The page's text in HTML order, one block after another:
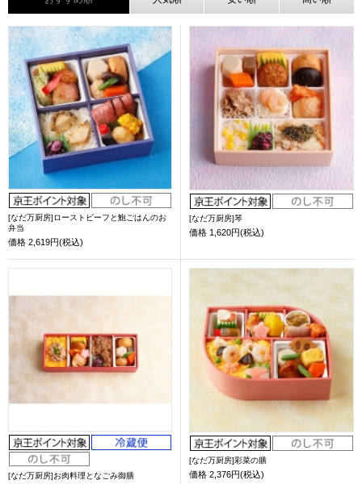
[なだ万厨房]ローストビーフと鮑ごはんのお
弁当
価格 2,619円(税込)
[なだ万厨房]琴
価格 1,620円(税込)
[なだ万厨房]お肉料理となごみ御膳
[なだ万厨房]彩菜の膳
価格 2,376円(税込)